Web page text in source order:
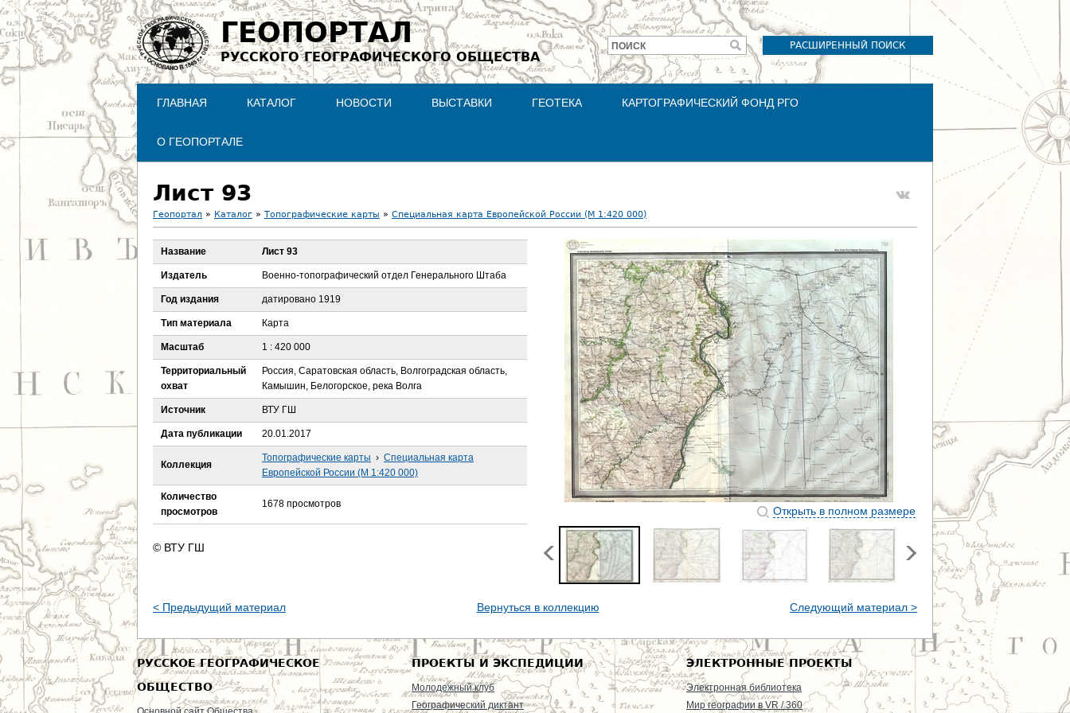
Jump to navigation
ГЕОПОРТАЛ
РУССКОГО ГЕОГРАФИЧЕСКОГО ОБЩЕСТВА
РАСШИРЕННЫЙ ПОИСК
Форма
поиска
ПОИСК
ГЛАВНАЯ КАТАЛОГ НОВОСТИ ВЫСТАВКИ ГЕОТЕКА КАРТОГРАФИЧЕСКИЙ ФОНД РГО
О ГЕОПОРТАЛЕ
Лист 93
В
ы
д
е
с
ь
Геопортал » Каталог » Топографические карты » Специальная карта Европейской России (М 1:420 000)
Открыть в полном размере
Название Лист 93
Издатель Военно-топографический отдел Генерального Штаба
Год издания датировано 1919
Тип материала Карта
Масштаб 1 : 420 000
Территориальный
охват
Россия, Саратовская область, Волгоградская область,
Камышин, Белогорское, река Волга
Источник ВТУ ГШ
Дата публикации 20.01.2017
Коллекция
Топографические карты › Специальная карта
Европейской России (М 1:420 000)
Количество
просмотров
1678 просмотров
© ВТУ ГШ
< Предыдущий материал Вернуться в коллекцию Следующий материал >
РУССКОЕ ГЕОГРАФИЧЕСКОЕ
ОБЩЕСТВО
ПРОЕКТЫ И ЭКСПЕДИЦИИ
Молодежный клуб
Географический диктант
ЭЛЕКТРОННЫЕ ПРОЕКТЫ
Электронная библиотека
Мир географии в VR / 360